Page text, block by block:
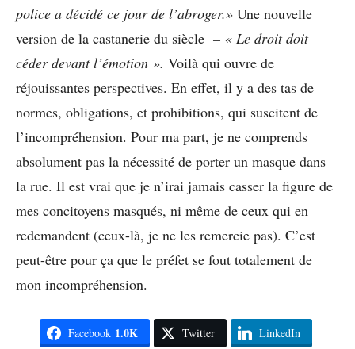
police a décidé ce jour de l’abroger.» Une nouvelle
version de la castanerie du siècle – « Le droit doit
céder devant l’émotion ». Voilà qui ouvre de
réjouissantes perspectives. En effet, il y a des tas de
normes, obligations, et prohibitions, qui suscitent de
l’incompréhension. Pour ma part, je ne comprends
absolument pas la nécessité de porter un masque dans
la rue. Il est vrai que je n’irai jamais casser la figure de
mes concitoyens masqués, ni même de ceux qui en
redemandent (ceux-là, je ne les remercie pas). C’est
peut-être pour ça que le préfet se fout totalement de
mon incompréhension.
Facebook 1.0K Twitter LinkedIn